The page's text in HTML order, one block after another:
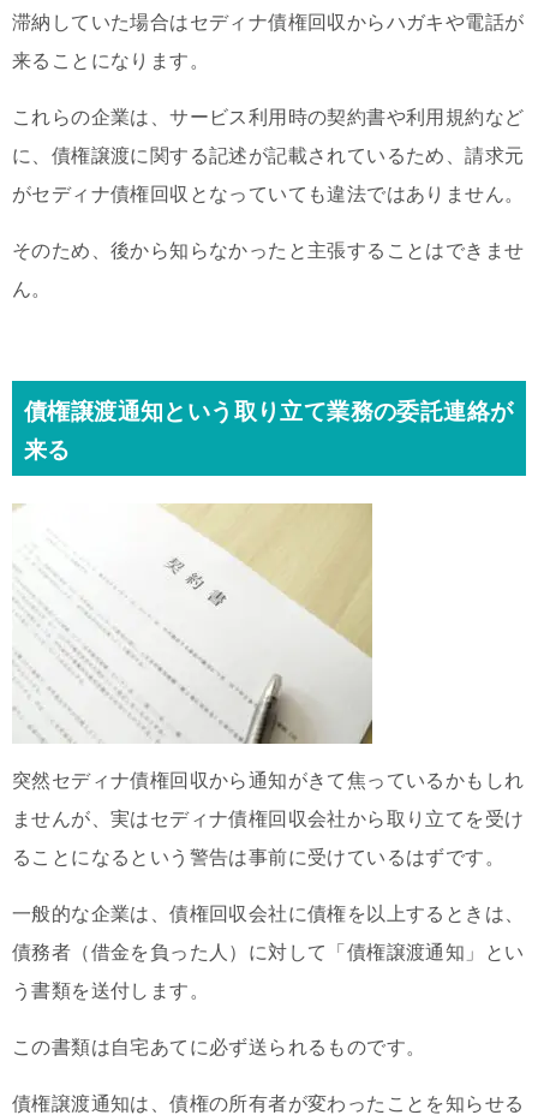
滞納していた場合はセディナ債権回収からハガキや電話が
来ることになります。
これらの企業は、サービス利用時の契約書や利用規約など
に、債権譲渡に関する記述が記載されているため、請求元
がセディナ債権回収となっていても違法ではありません。
そのため、後から知らなかったと主張することはできませ
ん。
債権譲渡通知という取り立て業務の委託連絡が
来る
突然セディナ債権回収から通知がきて焦っているかもしれ
ませんが、実はセディナ債権回収会社から取り立てを受け
ることになるという警告は事前に受けているはずです。
一般的な企業は、債権回収会社に債権を以上するときは、
債務者（借金を負った人）に対して「債権譲渡通知」とい
う書類を送付します。
この書類は自宅あてに必ず送られるものです。
債権譲渡通知は、債権の所有者が変わったことを知らせる